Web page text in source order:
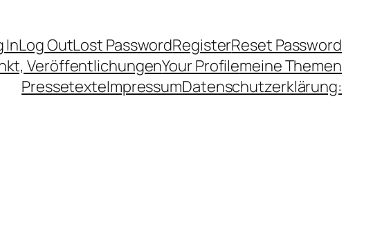
InLog OutLost PasswordRegisterReset Password
VeröffentlichungenYour Profilemeine Themen
PressetexteImpressumDatenschutzerklärung: